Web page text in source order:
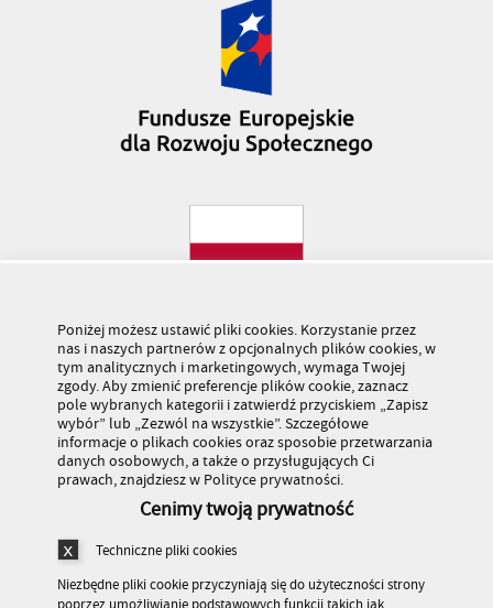
Poniżej możesz ustawić pliki cookies. Korzystanie przez
nas i naszych partnerów z opcjonalnych plików cookies, w
tym analitycznych i marketingowych, wymaga Twojej
zgody. Aby zmienić preferencje plików cookie, zaznacz
pole wybranych kategorii i zatwierdź przyciskiem „Zapisz
wybór” lub „Zezwól na wszystkie”. Szczegółowe
informacje o plikach cookies oraz sposobie przetwarzania
danych osobowych, a także o przysługujących Ci
prawach, znajdziesz w Polityce prywatności.
Cenimy twoją prywatność
Techniczne pliki cookies
Niezbędne pliki cookie przyczyniają się do użyteczności strony